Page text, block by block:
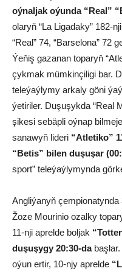
oýnaljak oýunda “Real”
olaryň “La Ligadaky” 182-
“Real” 74, “Barselona” 72
Ýeňiş gazanan toparyň
çykmak mümkinçiligi bar.
teleýaýlymy arkaly göni
ýetiriler. Duşuşykda “Real
şikesi sebäpli oýnap
sanawyň lideri “Atletiko”
“Betis” bilen duşuşar
sport” teleýaýlymynda
Angliýanyň
Žoze Mourinio ozalky
11-nji aprelde boljak
duşuşygy 20:30-dabaşlar.
oýun ertir, 10-njy aprelde